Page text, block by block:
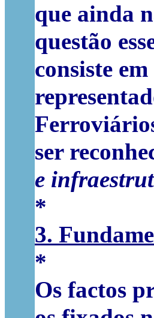
que ainda
questão
consiste
ser
e
*
3.
*
Os factos